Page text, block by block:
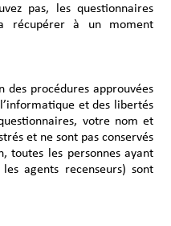
pas, les questionnaires
récupérer à un moment
des procédures approuvées
et des libertés
votre nom et
et ne sont pas conservés
toutes les personnes ayant
agents recenseurs) sont